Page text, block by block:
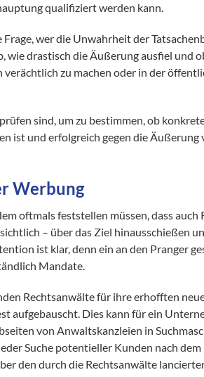
qualifiziert werden kann.
wer die Unwahrheit der
wie drastisch die Äußerung ausfiel und
verächtlich zu machen oder in der
sind, um zu bestimmen, ob
ist und erfolgreich gegen die Äußerung
Werbung
oftmals feststellen müssen, dass
– über das Ziel hinausschießen
ist klar, denn ein an den Pranger
Mandate.
Rechtsanwälte für ihre erhofften
aufgebauscht. Dies kann für ein
von Anwaltskanzleien in
Suche potentieller Kunden nach
den durch die Rechtsanwälte